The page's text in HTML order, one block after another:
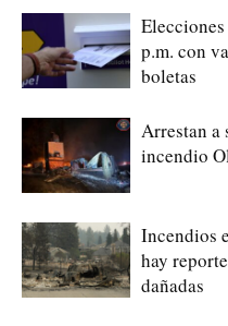
p.m. con
boletas
Arrestan a
incendio
Incendios
hay
dañadas